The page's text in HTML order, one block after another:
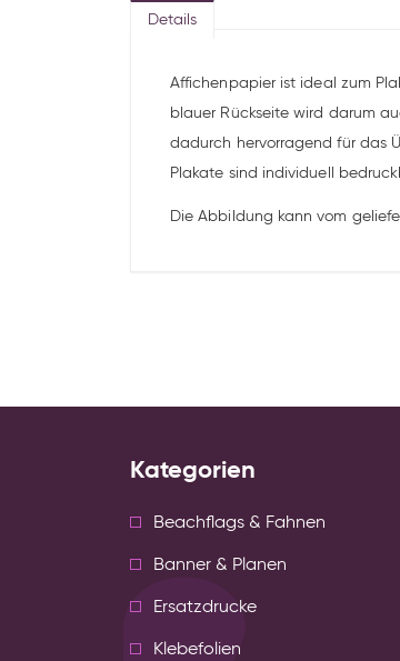
Details
Affichenpapier ist ideal zum
blauer Rückseite wird darum
dadurch hervorragend für das
Plakate sind individuell
Die Abbildung kann vom
Kategorien
Beachflags & Fahnen
Banner & Planen
Ersatzdrucke
Klebefolien